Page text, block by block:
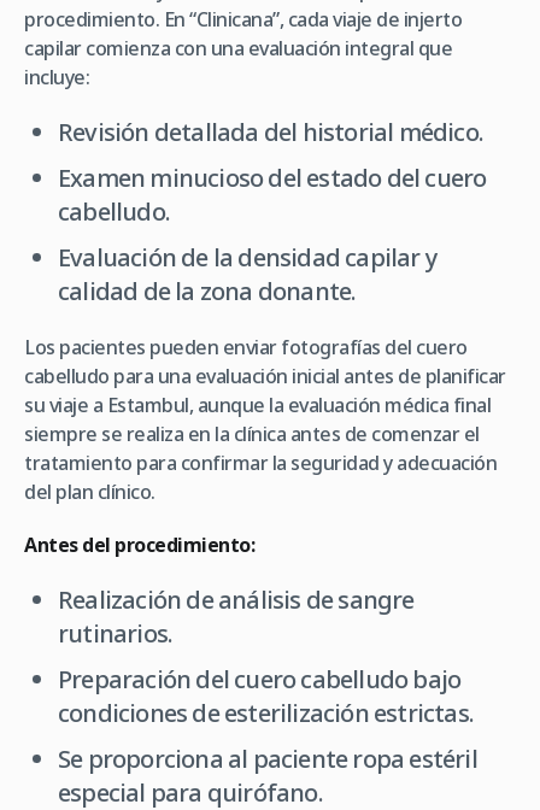
procedimiento. En “Clinicana”, cada viaje de injerto
capilar comienza con una evaluación integral que
incluye:
Revisión detallada del historial médico.
Examen minucioso del estado del cuero
cabelludo.
Evaluación de la densidad capilar y
calidad de la zona donante.
Los pacientes pueden enviar fotografías del cuero
cabelludo para una evaluación inicial antes de planificar
su viaje a Estambul, aunque la evaluación médica final
siempre se realiza en la clínica antes de comenzar el
tratamiento para confirmar la seguridad y adecuación
del plan clínico.
Antes del procedimiento:
Realización de análisis de sangre
rutinarios.
Preparación del cuero cabelludo bajo
condiciones de esterilización estrictas.
Se proporciona al paciente ropa estéril
especial para quirófano.